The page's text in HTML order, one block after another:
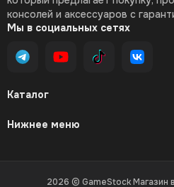
Каталог
Нижнее меню
консолей и аксессуаров с
Мы в социальных сетях
2026 © GameStock Магазин